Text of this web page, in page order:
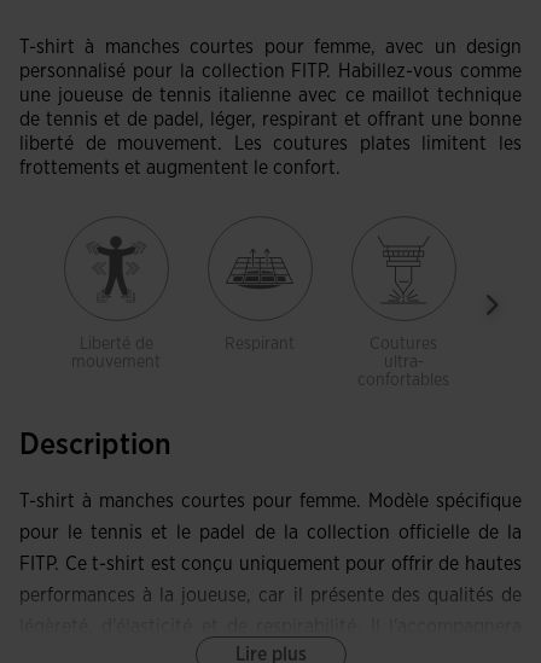
T-shirt à manches courtes pour femme, avec un design
personnalisé pour la collection FITP. Habillez-vous comme
une joueuse de tennis italienne avec ce maillot technique
de tennis et de padel, léger, respirant et offrant une bonne
liberté de mouvement. Les coutures plates limitent les
frottements et augmentent le confort.
Liberté de
mouvement
Respirant
Coutures
ultra-
confortables
Description
T-shirt à manches courtes pour femme. Modèle spécifique
pour le tennis et le padel de la collection officielle de la
FITP. Ce t-shirt est conçu uniquement pour offrir de hautes
performances à la joueuse, car il présente des qualités de
dans tous ses mouvements lors des entraînements et des
Lire plus